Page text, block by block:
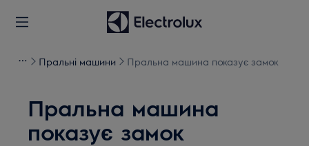
Пральні машини Пральна машина показує замок
Пральна машина
показує замок